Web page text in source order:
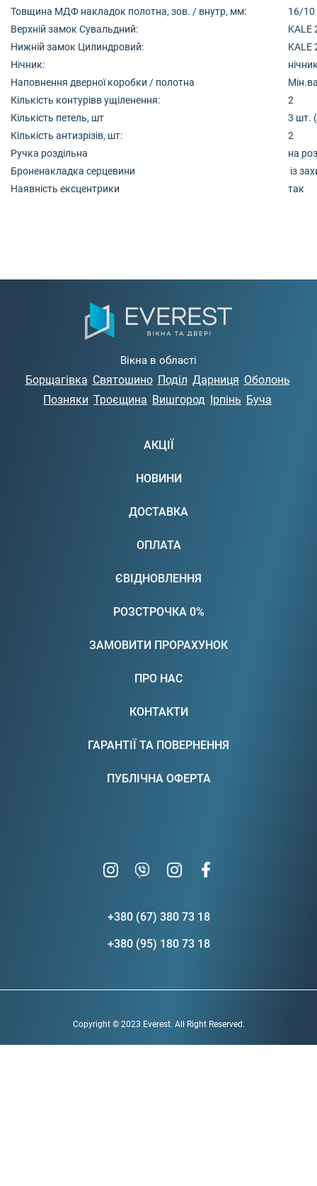
Товщина МДФ накладок полотна, зов. / внутр, мм:
16/10
Верхній замок Сувальдний:
KALE
Нижній замок Цилиндровий:
KALE
Нічник:
Наповнення дверної коробки / полотна
Кількість контурівв ущіленення:
2
Кількість петель, шт
3 шт.
Кількість антизрізів, шт:
2
Ручка роздільна
на
Броненакладка серцевини
із
Наявність ексцентрики
так
Вікна в області
Борщагівка Святошино Поділ Дарниця Оболонь
Позняки Троєщина Вишгород Ірпінь Буча
АКЦІЇ
НОВИНИ
ДОСТАВКА
ОПЛАТА
ЄВІДНОВЛЕННЯ
РОЗСТРОЧКА 0%
ЗАМОВИТИ ПРОРАХУНОК
ПРО НАС
КОНТАКТИ
ГАРАНТІЇ ТА ПОВЕРНЕННЯ
ПУБЛІЧНА ОФЕРТА
+380 (67) 380 73 18
+380 (95) 180 73 18
Copyright © 2023 Everest. All Right Reserved.